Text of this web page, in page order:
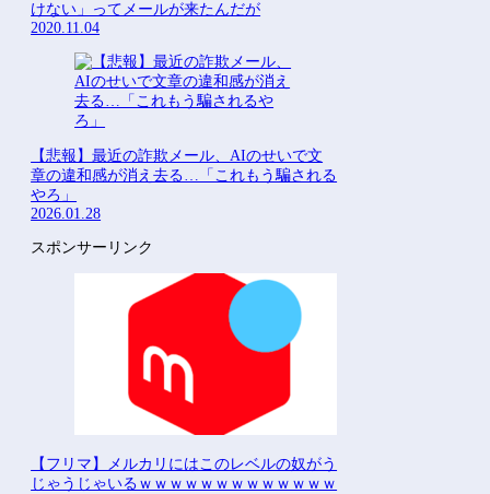
けない」ってメールが来たんだが
2020.11.04
【悲報】最近の詐欺メール、AIのせいで文
章の違和感が消え去る…「これもう騙される
やろ」
2026.01.28
スポンサーリンク
【フリマ】メルカリにはこのレベルの奴がう
じゃうじゃいるｗｗｗｗｗｗｗｗｗｗｗｗｗ